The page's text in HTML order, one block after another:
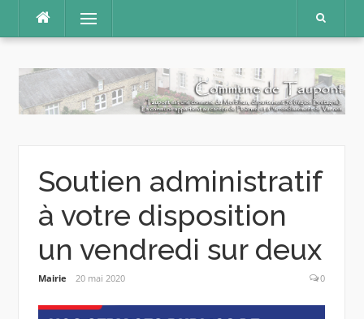
contenu
Menu
Soutien administratif
à votre disposition
un vendredi sur deux
Mairie 20 mai 2020 0